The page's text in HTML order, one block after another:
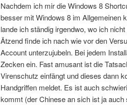
Nachdem ich mir die Windows 8
besser mit Windows 8 im Allgemeinen
lande ich ständig irgendwo, wo ich
Ätzend finde ich nach wie vor den
Account unterzujubeln. Bei jedem
Zecken ein. Fast amusant ist die
Virenschutz einfängt und dieses dann
Handgriffen meldet. Es ist auch
kommt (der Chinese an sich ist ja